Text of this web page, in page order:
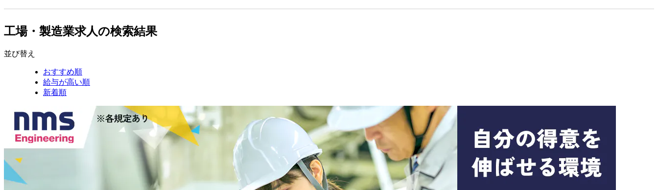
工場・製造業求人の検索結果
並び替え
おすすめ順
給与が高い順
新着順